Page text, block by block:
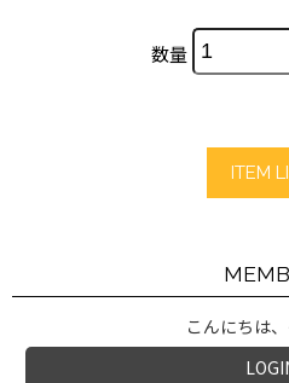
数量
ITEM
こんにちは